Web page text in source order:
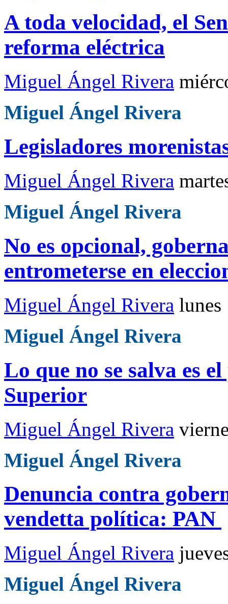
A toda velocidad, el
reforma eléctrica
Miguel Ángel Rivera
Miguel Ángel Rivera
Legisladores
Miguel Ángel Rivera
Miguel Ángel Rivera
No es opcional,
entrometerse en
Miguel Ángel Rivera lunes
Miguel Ángel Rivera
Lo que no se salva es
Superior
Miguel Ángel Rivera
Miguel Ángel Rivera
Denuncia contra
vendetta política: PAN
Miguel Ángel Rivera
Miguel Ángel Rivera